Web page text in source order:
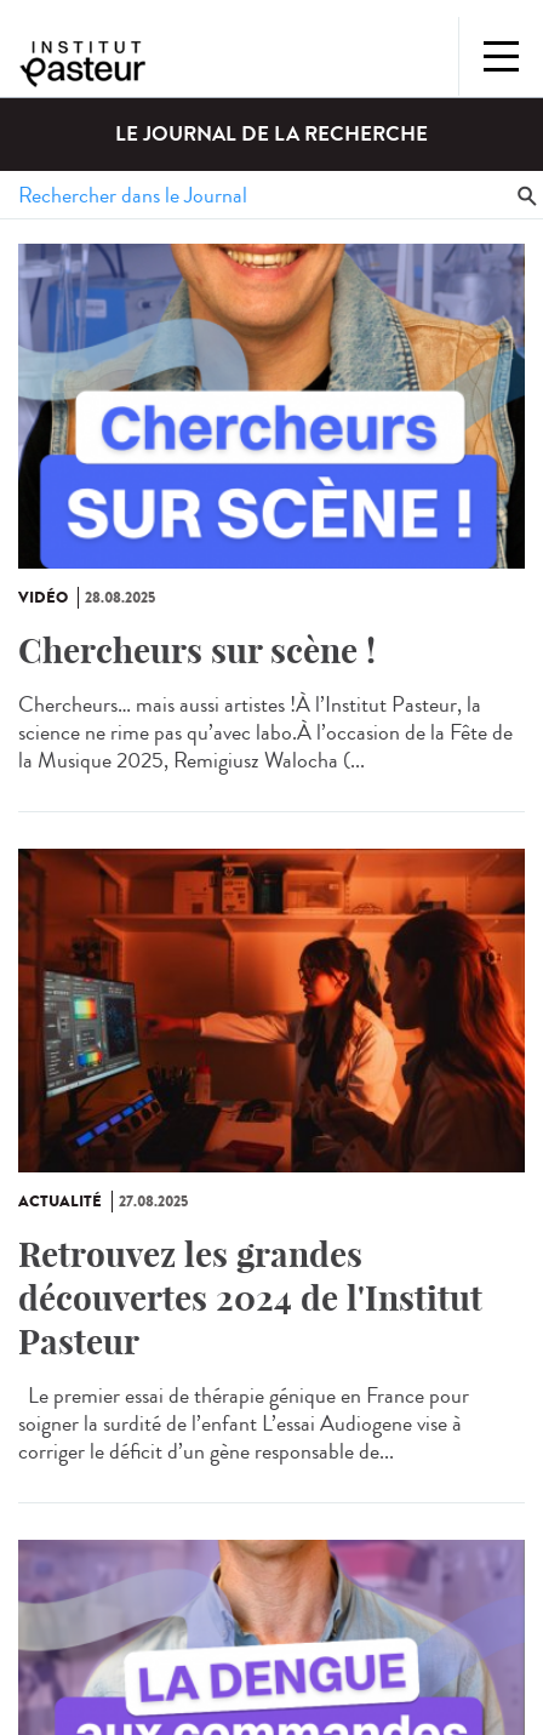
LE JOURNAL DE LA RECHERCHE
VIDÉO 28.08.2025
Chercheurs sur scène !
Chercheurs… mais aussi artistes !À l’Institut Pasteur, la
science ne rime pas qu’avec labo.À l’occasion de la Fête de
la Musique 2025, Remigiusz Walocha (...
ACTUALITÉ 27.08.2025
Retrouvez les grandes
découvertes 2024 de l'Institut
Pasteur
Le premier essai de thérapie génique en France pour
soigner la surdité de l’enfant L’essai Audiogene vise à
corriger le déficit d’un gène responsable de...